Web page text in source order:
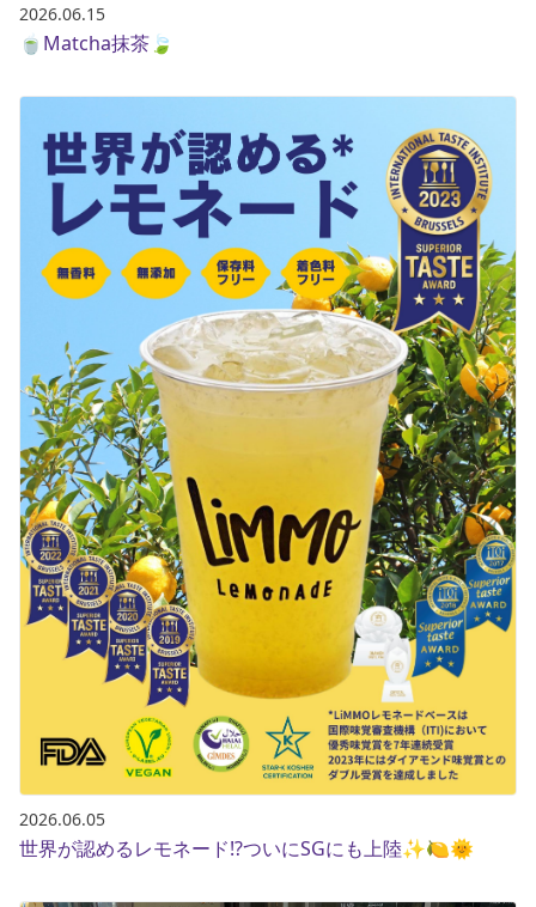
2026.06.15
🍵Matcha抹茶🍃
2026.06.05
世界が認めるレモネード⁉️ついにSGにも上陸✨🍋🌞